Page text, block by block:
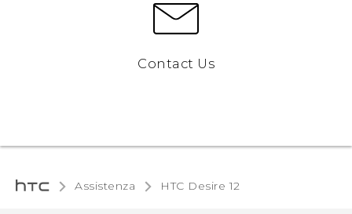
Contact Us
Assistenza HTC Desire 12‎